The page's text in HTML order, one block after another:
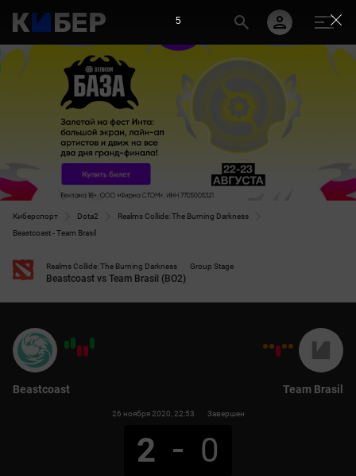
Киберспорт Dota2
Realms Collide: The Burning Darkness
Beastcoast - Team Brasil
Realms Collide: The Burning Darkness Group Stage
Beastcoast vs Team Brasil (BO2)
Beastcoast
26 ноября 2020 , 22:53 Завершен
2 0
Team Brasil
5